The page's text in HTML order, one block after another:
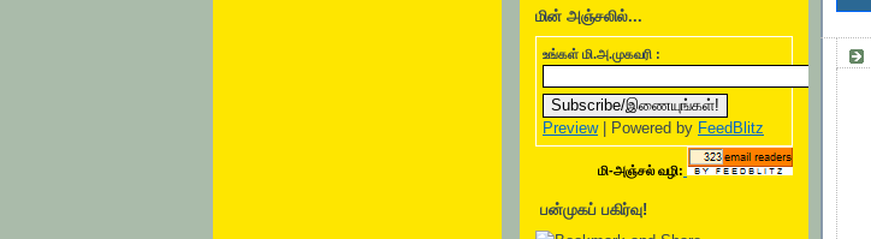
மின் அஞ்சலில்...
உங்கள் மி.அ.முகவரி :
Preview| Powered by FeedBlitz
மி-அஞ்சல் வழி:
பன்முகப் பகிர்வு!